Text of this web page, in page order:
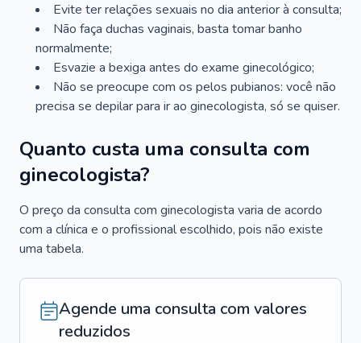
Evite ter relações sexuais no dia anterior à consulta;
Não faça duchas vaginais, basta tomar banho
normalmente;
Esvazie a bexiga antes do exame ginecológico;
Não se preocupe com os pelos pubianos: você não
precisa se depilar para ir ao ginecologista, só se quiser.
Quanto custa uma consulta com
ginecologista?
O preço da consulta com ginecologista varia de acordo
com a clínica e o profissional escolhido, pois não existe
uma tabela.
Agende uma consulta com valores
reduzidos